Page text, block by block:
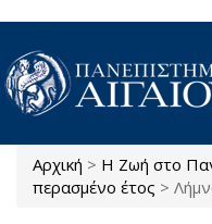
Παράκαμψη προς το κυρίως
Είστε εδώ
Αρχική > Η Ζωή στο
περασμένο έτος >